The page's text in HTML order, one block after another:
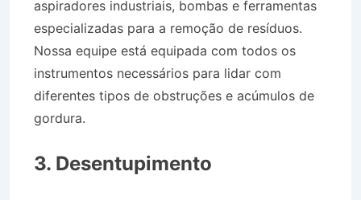
aspiradores industriais, bombas e ferramentas
especializadas para a remoção de resíduos.
Nossa equipe está equipada com todos os
instrumentos necessários para lidar com
diferentes tipos de obstruções e acúmulos de
gordura.
3. Desentupimento